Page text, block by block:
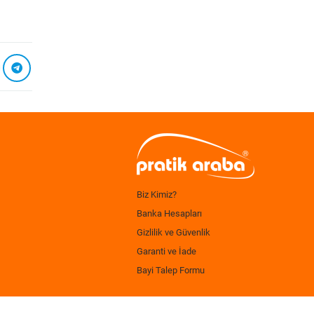
Biz Kimiz?
Banka Hesapları
Gizlilik ve Güvenlik
Garanti ve İade
Bayi Talep Formu